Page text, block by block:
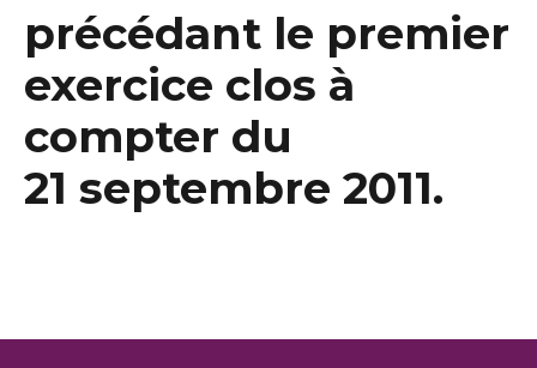
précédant le premier
exercice clos à
compter du
21 septembre 2011.